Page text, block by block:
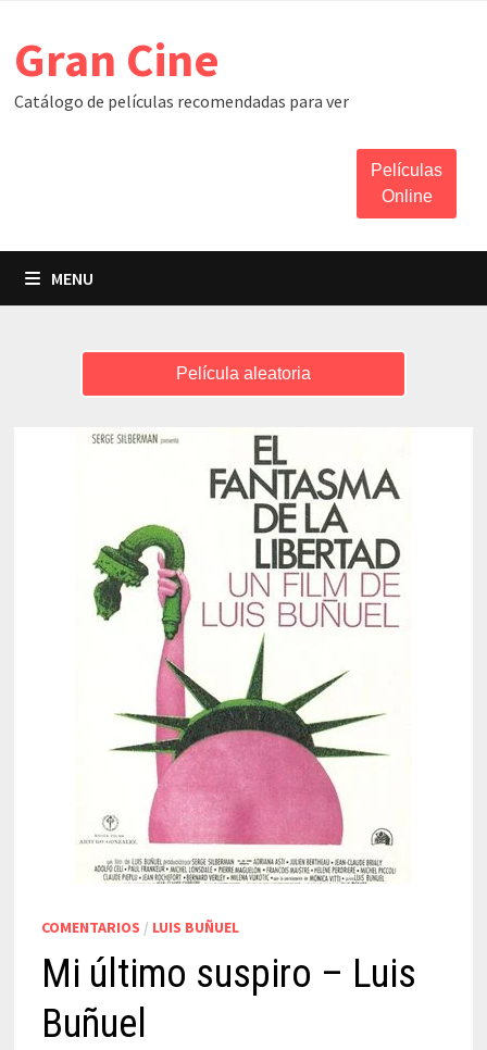
content
Gran Cine
Catálogo de películas recomendadas para ver
Películas
Online
MENU
Película aleatoria
COMENTARIOS / LUIS BUÑUEL
Mi último suspiro – Luis
Buñuel